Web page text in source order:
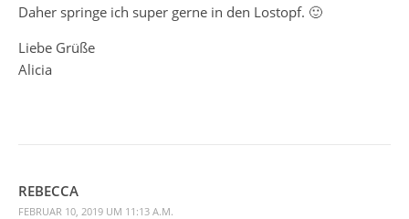
Daher springe ich super gerne in den Lostopf. 🙂
Liebe Grüße
Alicia
REBECCA
FEBRUAR 10, 2019 UM 11:13 A.M.